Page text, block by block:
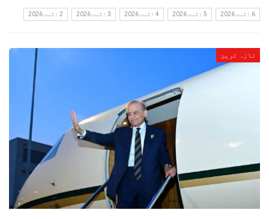
6 اگست 2026 5 اگست 2026 4 اگست 2026 3 اگست 2026 2 اگست 2026
تازہ ترین